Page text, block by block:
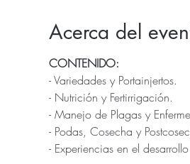
Acerca del
CONTENIDO:
- Variedades y Portainjertos.
- Nutrición y Fertirrigación.
- Manejo de Plagas y
- Podas, Cosecha y
- Experiencias en el